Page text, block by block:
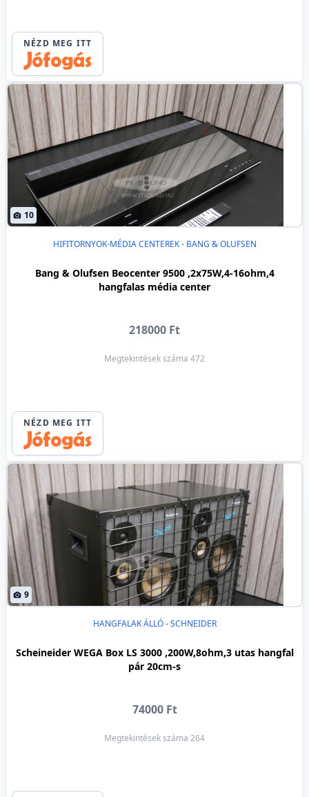
NÉZD MEG ITT
10
HIFITORNYOK-MÉDIA CENTEREK - BANG & OLUFSEN
Bang & Olufsen Beocenter 9500 ,2x75W,4-16ohm,4
hangfalas média center
218000 Ft
Megtekintések száma 472
NÉZD MEG ITT
9
HANGFALAK ÁLLÓ - SCHNEIDER
Scheineider WEGA Box LS 3000 ,200W,8ohm,3 utas hangfal
pár 20cm-s
74000 Ft
Megtekintések száma 264